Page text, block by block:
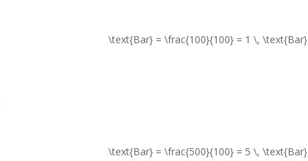
\text{Bar} = \frac{100}{100} = 1 \, \text{Bar}
\text{Bar} = \frac{500}{100} = 5 \, \text{Bar}